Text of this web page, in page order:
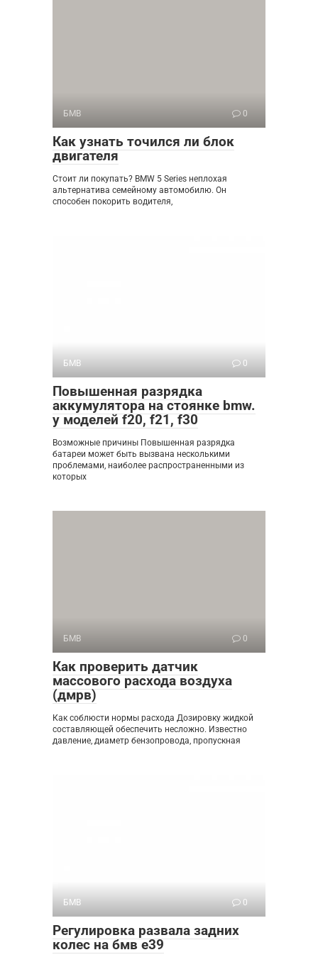
БМВ 0
Как узнать точился ли блок
двигателя
Стоит ли покупать? BMW 5 Series неплохая
альтернатива семейному автомобилю. Он
способен покорить водителя,
БМВ 0
Повышенная разрядка
аккумулятора на стоянке bmw.
у моделей f20, f21, f30
Возможные причины Повышенная разрядка
батареи может быть вызвана несколькими
проблемами, наиболее распространенными из
которых
БМВ 0
Как проверить датчик
массового расхода воздуха
(дмрв)
Как соблюсти нормы расхода Дозировку жидкой
составляющей обеспечить несложно. Известно
давление, диаметр бензопровода, пропускная
БМВ 0
Регулировка развала задних
колес на бмв е39